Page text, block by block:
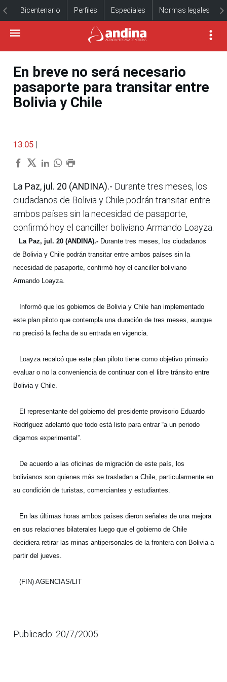
Bicentenario Perfiles Especiales Normas legales
En breve no será necesario
pasaporte para transitar entre
Bolivia y Chile
13:05 |
La Paz, jul. 20 (ANDINA).- Durante tres meses, los
ciudadanos de Bolivia y Chile podrán transitar entre
ambos países sin la necesidad de pasaporte,
confirmó hoy el canciller boliviano Armando Loayza.
La Paz, jul. 20 (ANDINA).- Durante tres meses, los ciudadanos
de Bolivia y Chile podrán transitar entre ambos países sin la
necesidad de pasaporte, confirmó hoy el canciller boliviano
Armando Loayza.
Informó que los gobiernos de Bolivia y Chile han implementado
este plan piloto que contempla una duración de tres meses, aunque
no precisó la fecha de su entrada en vigencia.
Loayza recalcó que este plan piloto tiene como objetivo primario
evaluar o no la conveniencia de continuar con el libre tránsito entre
Bolivia y Chile.
El representante del gobierno del presidente provisorio Eduardo
Rodríguez adelantó que todo está listo para entrar “a un periodo
digamos experimental”.
De acuerdo a las oficinas de migración de este país, los
bolivianos son quienes más se trasladan a Chile, particularmente en
su condición de turistas, comerciantes y estudiantes.
En las últimas horas ambos países dieron señales de una mejora
en sus relaciones bilaterales luego que el gobierno de Chile
decidiera retirar las minas antipersonales de la frontera con Bolivia a
partir del jueves.
(FIN) AGENCIAS/LIT
Publicado: 20/7/2005